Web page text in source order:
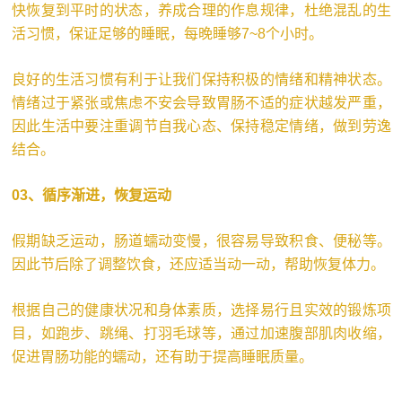
快恢复到平时的状态，养成合理的作息规律，杜绝混乱的生
活习惯，保证足够的睡眠，每晚睡够7~8个小时。
良好的生活习惯有利于让我们保持积极的情绪和精神状态。
情绪过于紧张或焦虑不安会导致胃肠不适的症状越发严重，
因此生活中要注重调节自我心态、保持稳定情绪，做到劳逸
结合。
03、 循序渐进，恢复运动
假期缺乏运动，肠道蠕动变慢，很容易导致积食、便秘等。
因此节后除了调整饮食，还应适当动一动，帮助恢复体力。
根据自己的健康状况和身体素质，选择易行且实效的锻炼项
目，如跑步、跳绳、打羽毛球等，通过加速腹部肌肉收缩，
促进胃肠功能的蠕动，还有助于提高睡眠质量。